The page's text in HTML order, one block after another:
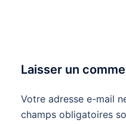
Laisser un
Votre adresse e-mail
champs obligatoires